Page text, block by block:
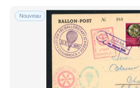
Nouveau